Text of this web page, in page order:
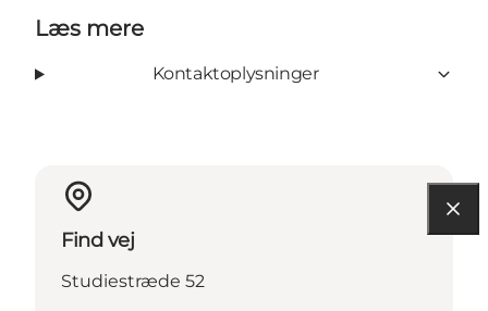
Læs mere
Kontaktoplysninger
Find vej
Studiestræde 52